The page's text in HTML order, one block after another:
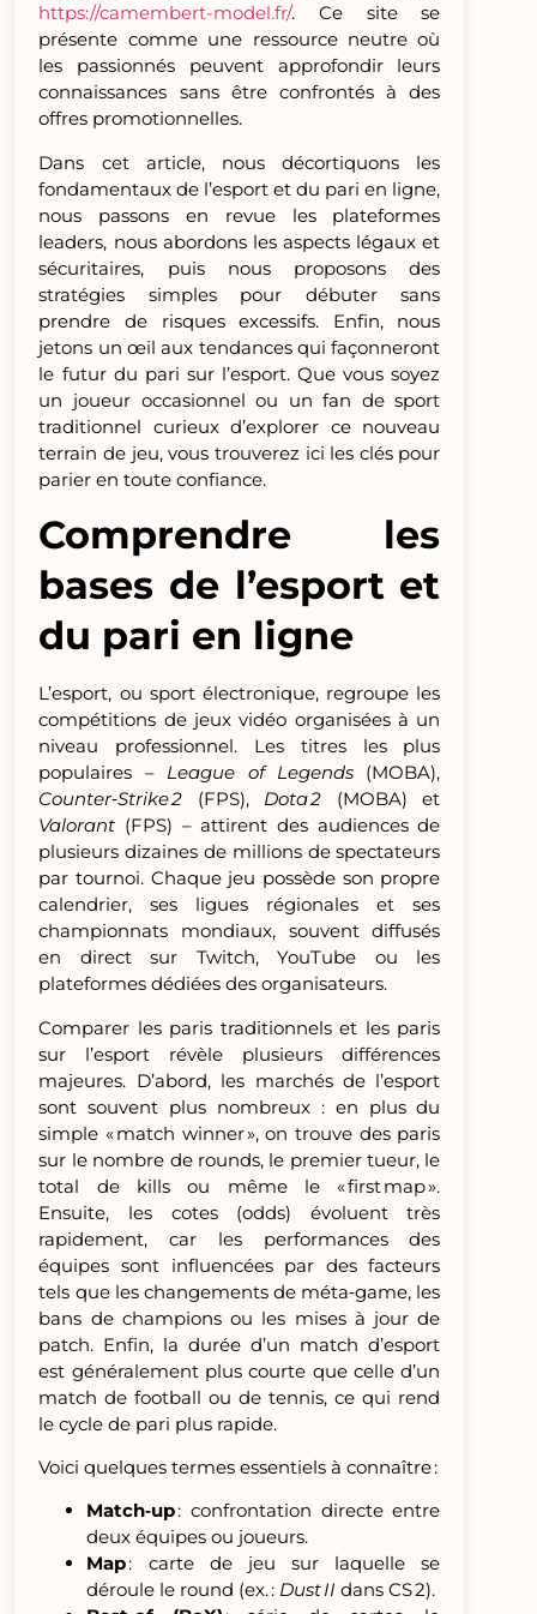
https://camembert-model.fr/. Ce site se
présente comme une ressource neutre où
les passionnés peuvent approfondir leurs
connaissances sans être confrontés à des
offres promotionnelles.
Dans cet article, nous décortiquons les
fondamentaux de l’esport et du pari en ligne,
nous passons en revue les plateformes
leaders, nous abordons les aspects légaux et
sécuritaires, puis nous proposons des
stratégies simples pour débuter sans
prendre de risques excessifs. Enfin, nous
jetons un œil aux tendances qui façonneront
le futur du pari sur l’esport. Que vous soyez
un joueur occasionnel ou un fan de sport
traditionnel curieux d’explorer ce nouveau
terrain de jeu, vous trouverez ici les clés pour
parier en toute confiance.
Comprendre les
bases de l’esport et
du pari en ligne
L’esport, ou sport électronique, regroupe les
compétitions de jeux vidéo organisées à un
niveau professionnel. Les titres les plus
populaires – League of Legends (MOBA),
Counter‑Strike 2 (FPS), Dota 2 (MOBA) et
Valorant (FPS) – attirent des audiences de
plusieurs dizaines de millions de spectateurs
par tournoi. Chaque jeu possède son propre
calendrier, ses ligues régionales et ses
championnats mondiaux, souvent diffusés
en direct sur Twitch, YouTube ou les
plateformes dédiées des organisateurs.
Comparer les paris traditionnels et les paris
sur l’esport révèle plusieurs différences
majeures. D’abord, les marchés de l’esport
sont souvent plus nombreux : en plus du
simple « match winner », on trouve des paris
sur le nombre de rounds, le premier tueur, le
total de kills ou même le « first map ».
Ensuite, les cotes (odds) évoluent très
rapidement, car les performances des
équipes sont influencées par des facteurs
tels que les changements de méta‑game, les
bans de champions ou les mises à jour de
patch. Enfin, la durée d’un match d’esport
est généralement plus courte que celle d’un
match de football ou de tennis, ce qui rend
le cycle de pari plus rapide.
Voici quelques termes essentiels à connaître :
Match‑up: confrontation directe entre
deux équipes ou joueurs.
Map: carte de jeu sur laquelle se
déroule le round (ex. : Dust II dans CS 2).